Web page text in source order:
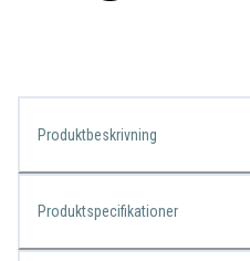
Produktbeskrivning
Produktspecifikationer